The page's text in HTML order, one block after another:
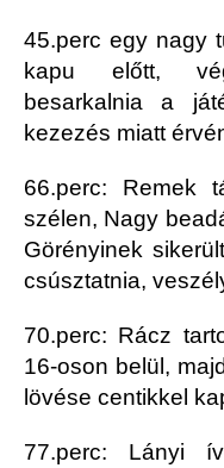
45.perc egy nagy
kapu előtt,
besarkalnia a
kezezés miatt
66.perc: Remek
szélen, Nagy
Görényinek
csúsztatnia,
70.perc: Rácz
16-oson belül,
lövése centikkel
77.perc: Lányi